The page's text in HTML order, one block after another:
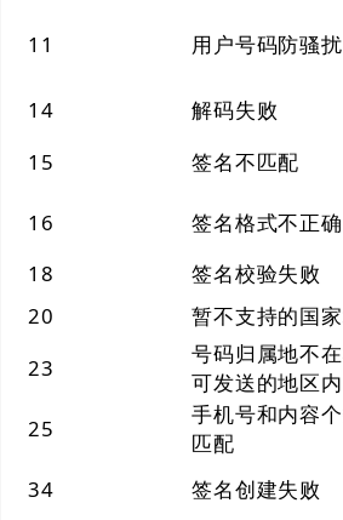
11 用户号码防骚扰
14
解码失败
15
签名不匹配
16
签名格式不正确
18
签名校验失败
20
暂不支持的国
23
号码归属地不
可发送的地区内
25
手机号和内容
匹配
34 签名创建失败